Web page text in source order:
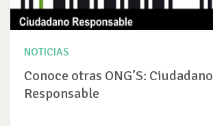
NOTICIAS
Conoce otras ONG’S: Ciudadano
Responsable